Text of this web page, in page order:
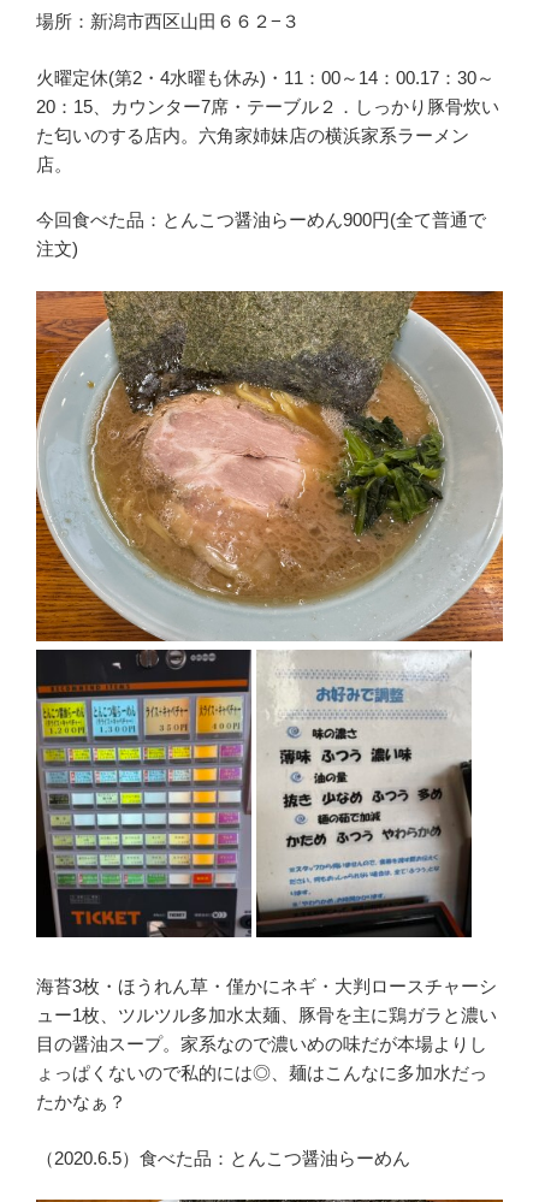
場所：新潟市西区山田６６２−３
火曜定休(第2・4水曜も休み)・11：00～14：00.17：30～
20：15、カウンター7席・テーブル２．しっかり豚骨炊い
た匂いのする店内。六角家姉妹店の横浜家系ラーメン
店。
今回食べた品：とんこつ醤油らーめん900円(全て普通で
注文)
海苔3枚・ほうれん草・僅かにネギ・大判ロースチャーシ
ュー1枚、ツルツル多加水太麺、豚骨を主に鶏ガラと濃い
目の醤油スープ。家系なので濃いめの味だが本場よりし
ょっぱくないので私的には◎、麺はこんなに多加水だっ
たかなぁ？
（2020.6.5）食べた品：とんこつ醤油らーめん